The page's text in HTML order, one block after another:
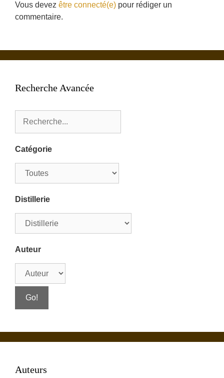
Vous devez être connecté(e) pour rédiger un
commentaire.
Recherche Avancée
Catégorie
Distillerie
Auteur
Auteurs